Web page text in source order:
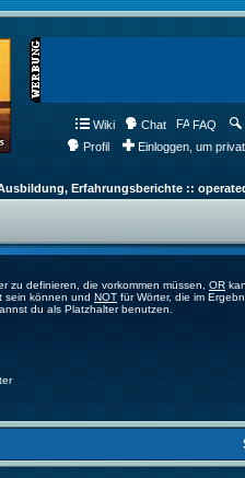
Wiki Chat FAQ
Profil
Einloggen, um
Erfahrungsberichte ::
zu definieren, die vorkommen müssen, OR
sein können und NOT für Wörter, die im
du als Platzhalter benutzen.